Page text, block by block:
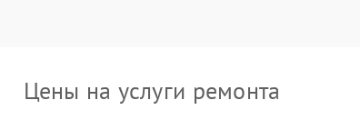
Цены на услуги ремонта